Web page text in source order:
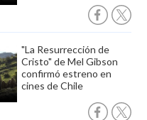
"La Resurrección de
Cristo" de Mel Gibson
confirmó estreno en
cines de Chile